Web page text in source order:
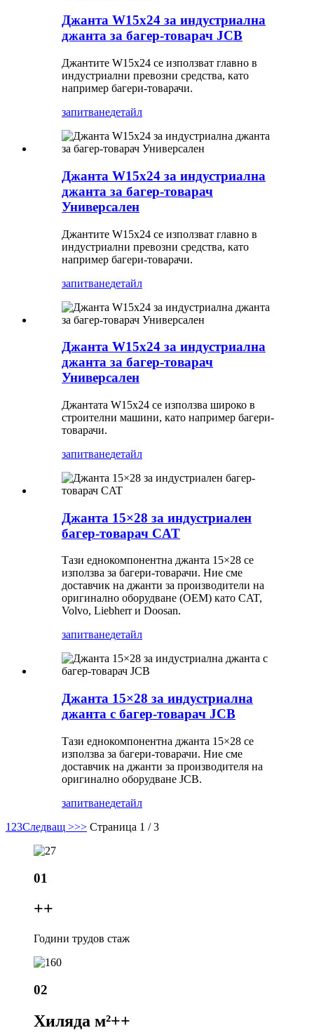
Джанта W15x24 за индустриална
джанта за багер-товарач JCB
Джантите W15x24 се използват главно в
индустриални превозни средства, като
например багери-товарачи.
запитванедетайл
Джанта W15x24 за индустриална
джанта за багер-товарач
Универсален
Джантите W15x24 се използват главно в
индустриални превозни средства, като
например багери-товарачи.
запитванедетайл
Джанта W15x24 за индустриална
джанта за багер-товарач
Универсален
Джантата W15x24 се използва широко в
строителни машини, като например багери-
товарачи.
запитванедетайл
Джанта 15×28 за индустриален
багер-товарач CAT
Тази еднокомпонентна джанта 15×28 се
използва за багери-товарачи. Ние сме
доставчик на джанти за производители на
оригинално оборудване (OEM) като CAT,
Volvo, Liebherr и Doosan.
запитванедетайл
Джанта 15×28 за индустриална
джанта с багер-товарач JCB
Тази еднокомпонентна джанта 15×28 се
използва за багери-товарачи. Ние сме
доставчик на джанти за производителя на
оригинално оборудване JCB.
запитванедетайл
1 23Следващ >>> Страница 1 / 3
01
++
Години трудов стаж
02
Хиляда м²++